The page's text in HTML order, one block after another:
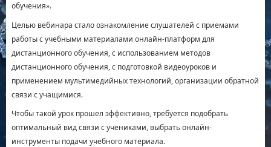
обучения».
Целью вебинара стало ознакомление слушателей с приемами
работы с учебными материалами онлайн-платформ для
дистанционного обучения, с использованием методов
дистанционного обучения, с подготовкой видеоуроков и
применением мультимедийных технологий, организации обратной
связи с учащимися.
Чтобы такой урок прошел эффективно, требуется подобрать
оптимальный вид связи с учениками, выбрать онлайн-
инструменты подачи учебного материала.